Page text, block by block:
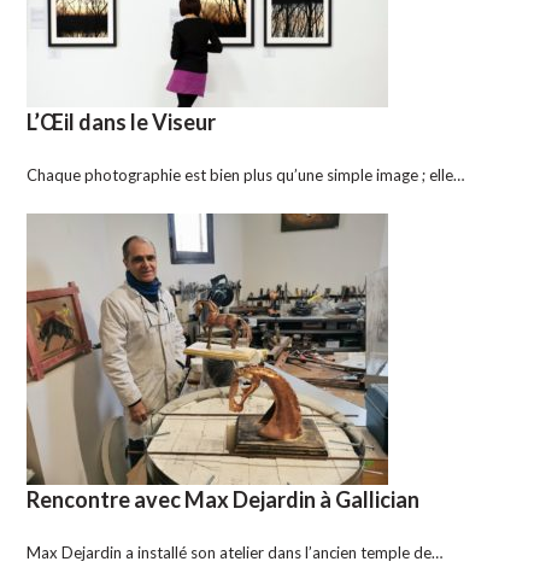
L’Œil dans le Viseur
Chaque photographie est bien plus qu’une simple image ; elle…
Rencontre avec Max Dejardin à Gallician
Max Dejardin a installé son atelier dans l’ancien temple de…